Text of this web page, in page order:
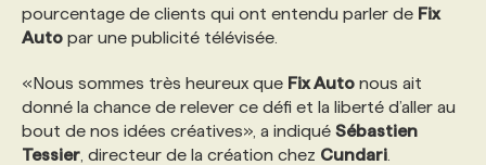
TENDANCES
ÉVÉNEMENTIEL
NOS AUTEUR‧RICES
ANNONCEZ AVEC NOUS
NOS FORMATEUR‧RICES
POURQUOI CHOISIR NOS FORMATIONS
NOS EXPERTISES
FAQ
pourcentage de clients qui ont entendu parler de Fix
Auto par une publicité télévisée.
«Nous sommes très heureux que Fix Auto nous ait
donné la chance de relever ce défi et la liberté d’aller au
bout de nos idées créatives», a indiqué Sébastien
Tessier , directeur de la création chez Cundari